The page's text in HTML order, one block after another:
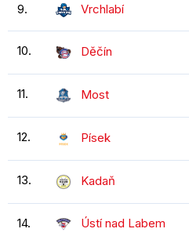
9. Vrchlabí
10. Děčín
11. Most
12. Písek
13. Kadaň
14. Ústí nad Labem